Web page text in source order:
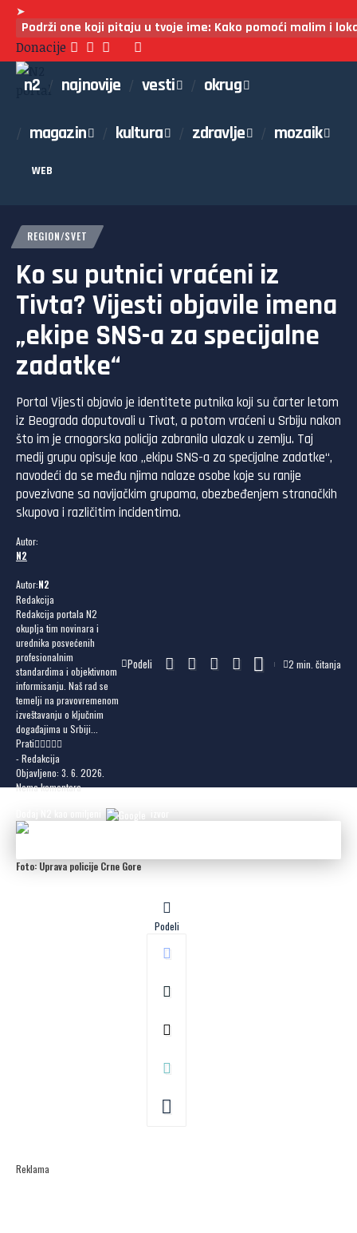
➤
Podrži one koji pitaju u tvoje ime: Kako pomoći malim i
Donacije
n2 najnovije vesti okrug
magazin kultura zdravlje mozaik
WEB
REGION/SVET
Ko su putnici vraćeni iz
Tivta? Vijesti objavile imena
„ekipe SNS-a za specijalne
zadatke“
Portal Vijesti objavio je identitete putnika koji su čarter letom
iz Beograda doputovali u Tivat, a potom vraćeni u Srbiju nakon
što im je crnogorska policija zabranila ulazak u zemlju. Taj
medij grupu opisuje kao „ekipu SNS-a za specijalne zadatke“,
navodeći da se među njima nalaze osobe koje su ranije
povezivane sa navijačkim grupama, obezbeđenjem stranačkih
skupova i različitim incidentima.
Autor:
N2
Autor:N2
Redakcija
Redakcija portala N2
okuplja tim novinara i
urednika posvećenih
profesionalnim
standardima i objektivnom
informisanju. Naš rad se
temelji na pravovremenom
izveštavanju o ključnim
događajima u Srbiji...
Prati
- Redakcija
Objavljeno: 3. 6. 2026.
Nema komentara
Podeli 2 min. čitanja
Foto: Uprava policije Crne Gore
Podeli
Reklama